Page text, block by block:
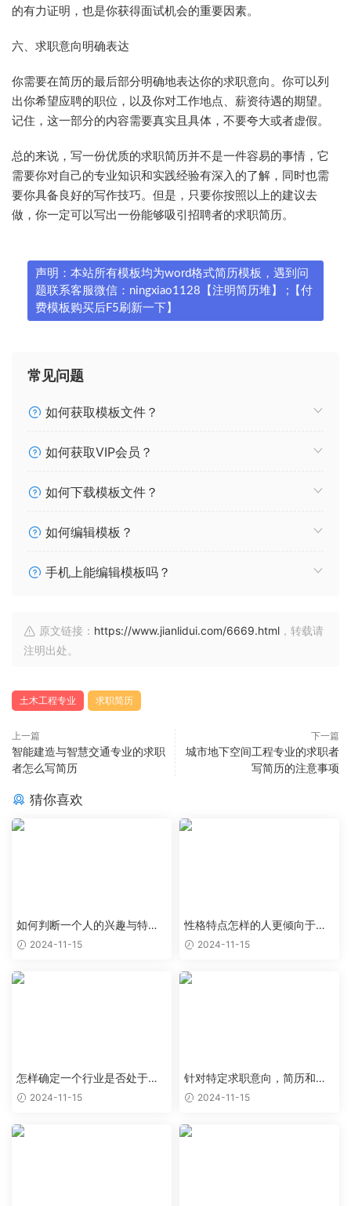
的有力证明，也是你获得面试机会的重要因素。
六、求职意向明确表达
你需要在简历的最后部分明确地表达你的求职意向。你可以列
出你希望应聘的职位，以及你对工作地点、薪资待遇的期望。
记住，这一部分的内容需要真实且具体，不要夸大或者虚假。
总的来说，写一份优质的求职简历并不是一件容易的事情，它
需要你对自己的专业知识和实践经验有深入的了解，同时也需
要你具备良好的写作技巧。但是，只要你按照以上的建议去
做，你一定可以写出一份能够吸引招聘者的求职简历。
声明：本站所有模板均为word格式简历模板，遇到问
题联系客服微信：ningxiao1128【注明简历堆】 ;【付
费模板购买后F5刷新一下】
常见问题
如何获取模板文件？
如何获取VIP会员？
如何下载模板文件？
如何编辑模板？
手机上能编辑模板吗？
原文链接： https://www.jianlidui.com/6669.html ，转载请
注明出处。
土木工程专业 求职简历
上一篇
智能建造与智慧交通专业的求职
者怎么写简历
下一篇
城市地下空间工程专业的求职者
写简历的注意事项
猜你喜欢
如何判断一个人的兴趣与特定
职业能够完美结合
2024-11-15
性格特点怎样的人更倾向于特
定类型的工作岗位
2024-11-15
怎样确定一个行业是否处于上
升阶段，值得作为求职目标
2024-11-15
针对特定求职意向，简历和求
职信应该如何优化
2024-11-15